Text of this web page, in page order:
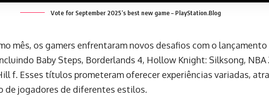
Vote for September 2025’s best new game – PlayStation.Blog
mês, os gamers enfrentaram novos desafios com o
Baby Steps, Borderlands 4, Hollow Knight: Silksong, NBA
f. Esses títulos prometeram oferecer experiências variadas,
de jogadores de diferentes estilos.